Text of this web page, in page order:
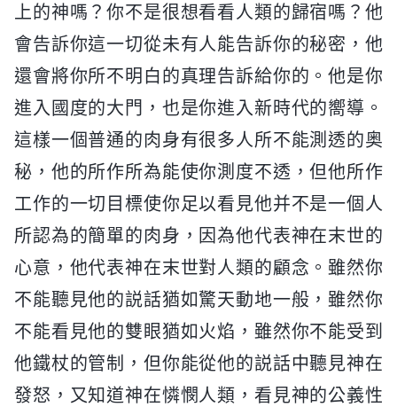
上的神嗎？你不是很想看看人類的歸宿嗎？他
會告訴你這一切從未有人能告訴你的秘密，他
還會將你所不明白的真理告訴給你的。他是你
進入國度的大門，也是你進入新時代的嚮導。
這樣一個普通的肉身有很多人所不能測透的奥
秘，他的所作所為能使你測度不透，但他所作
工作的一切目標使你足以看見他并不是一個人
所認為的簡單的肉身，因為他代表神在末世的
心意，他代表神在末世對人類的顧念。雖然你
不能聽見他的説話猶如驚天動地一般，雖然你
不能看見他的雙眼猶如火焰，雖然你不能受到
他鐵杖的管制，但你能從他的説話中聽見神在
發怒，又知道神在憐憫人類，看見神的公義性